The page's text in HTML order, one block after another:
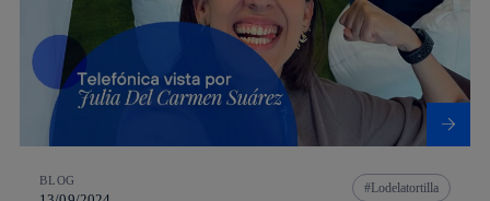
BLOG Lodelatortilla